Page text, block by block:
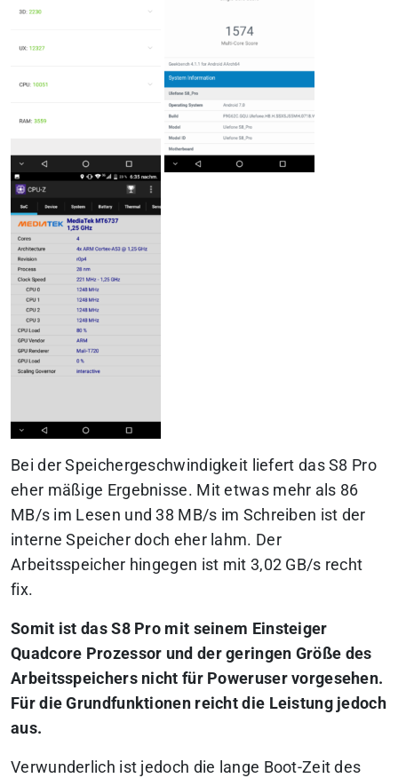
Bei der Speichergeschwindigkeit liefert das S8 Pro
eher mäßige Ergebnisse. Mit etwas mehr als 86
MB/s im Lesen und 38 MB/s im Schreiben ist der
interne Speicher doch eher lahm. Der
Arbeitsspeicher hingegen ist mit 3,02 GB/s recht
fix.
Somit ist das S8 Pro mit seinem Einsteiger
Quadcore Prozessor und der geringen Größe des
Arbeitsspeichers nicht für Poweruser vorgesehen.
Für die Grundfunktionen reicht die Leistung jedoch
aus.
Verwunderlich ist jedoch die lange Boot-Zeit des